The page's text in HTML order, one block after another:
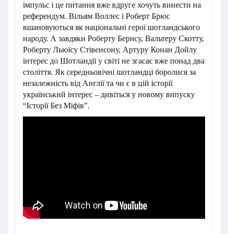
імпульс і це питання вже вдруге хочуть винести на
референдум. Вільям Воллес і Роберт Брюс
вшановуються як національні герої шотландського
народу. А завдяки Роберту Бернсу, Вальтеру Скотту,
Роберту Льюїсу Стівенсону, Артуру Конан Дойлу
інтерес до Шотландії у світі не згасає вже понад два
століття. Як середньовічні шотландці боролися за
незалежність від Англії та чи є в цій історії
український інтерес – дивіться у новому випуску
“Історії Без Міфів”.